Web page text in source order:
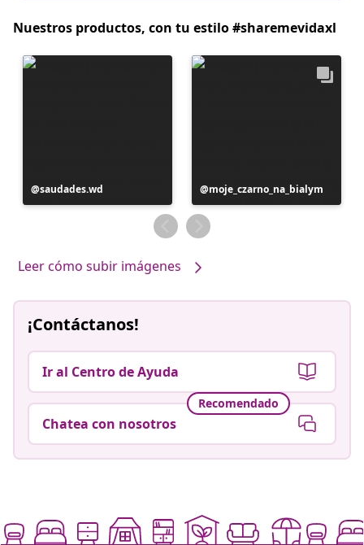
Nuestros productos, con tu estilo #sharemevidaxl
Publicación
realizada
saudades.wd
Publicación
realizada
por
moje_czarno_na_bialym
Leer cómo subir imágenes
¡Contáctanos!
Ir al Centro de Ayuda
Recomendado
Chatea con nosotros